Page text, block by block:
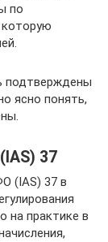
по
которую
подтверждены
ясно понять,
37
(IAS) 37 в
на практике в